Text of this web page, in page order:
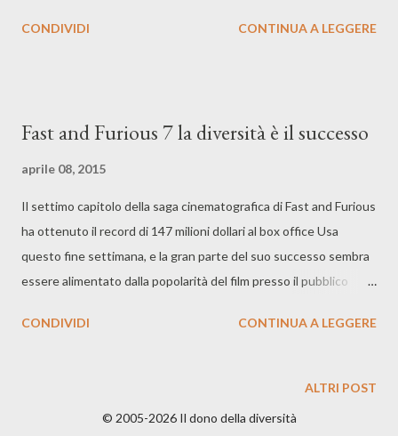
utenti di scegliere tra sei differenti tonalità di pelle, tra coppie e
CONDIVIDI CONTINUA A LEGGERE
Fast and Furious 7 la diversità è il successo
aprile 08, 2015
Il settimo capitolo della saga cinematografica di Fast and Furious
ha ottenuto il record di 147 milioni dollari al box office Usa
questo fine settimana, e la gran parte del suo successo sembra
essere alimentato dalla popolarità del film presso il pubblico
il film in questo fine settimana appartengono a minoranze.
maggioranza degli spettatori del film. Solo il 25% del pubblico del
CONDIVIDI CONTINUA A LEGGERE
ALTRI POST
© 2005-2026 Il dono della diversità